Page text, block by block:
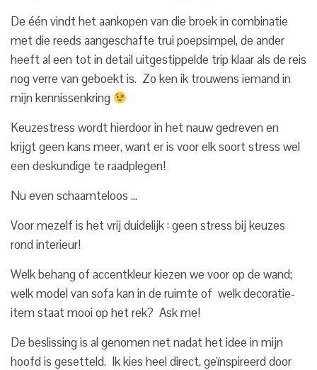
De één vindt het aankopen van die broek in combinatie
met die reeds aangeschafte trui poepsimpel, de ander
heeft al een tot in detail uitgestippelde trip klaar als de reis
nog verre van geboekt is. Zo ken ik trouwens iemand in
mijn kennissenkring
Keuzestress wordt hierdoor in het nauw gedreven en
krijgt geen kans meer, want er is voor elk soort stress wel
een deskundige te raadplegen!
Nu even schaamteloos …
Voor mezelf is het vrij duidelijk : geen stress bij keuzes
rond interieur!
Welk behang of accentkleur kiezen we voor op de wand;
welk model van sofa kan in de ruimte of welk decoratie-
item staat mooi op het rek? Ask me!
De beslissing is al genomen net nadat het idee in mijn
hoofd is gesetteld. Ik kies heel direct, geïnspireerd door